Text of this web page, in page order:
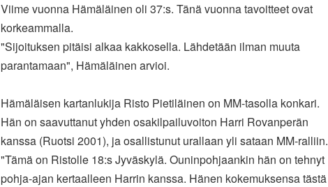
Viime vuonna Hämäläinen oli 37:s. Tänä vuonna tavoitteet ovat
korkeammalla.
"Sijoituksen pitäisi alkaa kakkosella. Lähdetään ilman muuta
parantamaan", Hämäläinen arvioi.
Hämäläisen kartanlukija Risto Pietiläinen on MM-tasolla konkari.
Hän on saavuttanut yhden osakilpailuvoiton Harri Rovanperän
kanssa (Ruotsi 2001), ja osallistunut urallaan yli sataan MM-ralliin.
"Tämä on Ristolle 18:s Jyväskylä. Ouninpohjaankin hän on tehnyt
pohja-ajan kertaalleen Harrin kanssa. Hänen kokemuksensa tästä